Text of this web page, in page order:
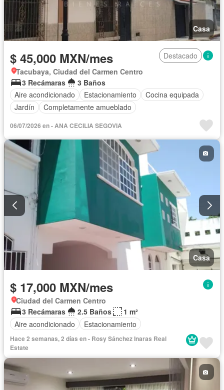
Casa
$ 45,000 MXN/mes
Destacado
Tacubaya, Ciudad del Carmen Centro
3 Recámaras
3 Baños
Aire acondicionado
Estacionamiento
Cocina equipada
Jardín
Completamente amueblado
06/07/2026 en - ANA CECILIA SEGOVIA
Casa
$ 17,000 MXN/mes
Ciudad del Carmen Centro
3 Recámaras
2.5 Baños
1 m²
Aire acondicionado
Estacionamiento
Hace 2 semanas, 2 días en - Rosy Sánchez Inaras Real
Estate